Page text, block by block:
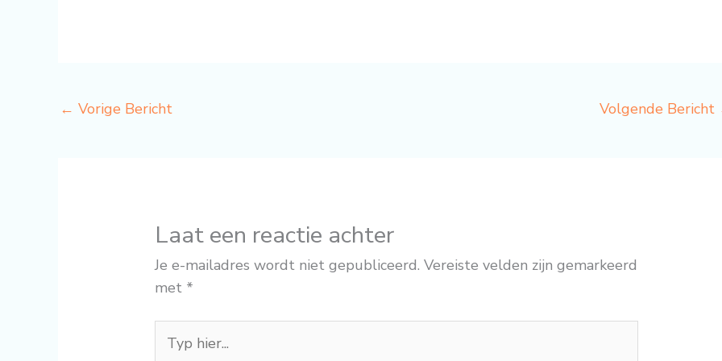
← Vorige Bericht Volgende Bericht
Laat een reactie achter
Je e-mailadres wordt niet gepubliceerd. Vereiste velden zijn gemarkeerd
met *
hier...